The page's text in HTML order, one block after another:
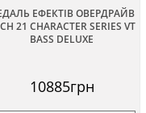
ЕФЕКТІВ ОВЕРДРАЙВ
21 CHARACTER SERIES VT
BASS DELUXE
10885грн